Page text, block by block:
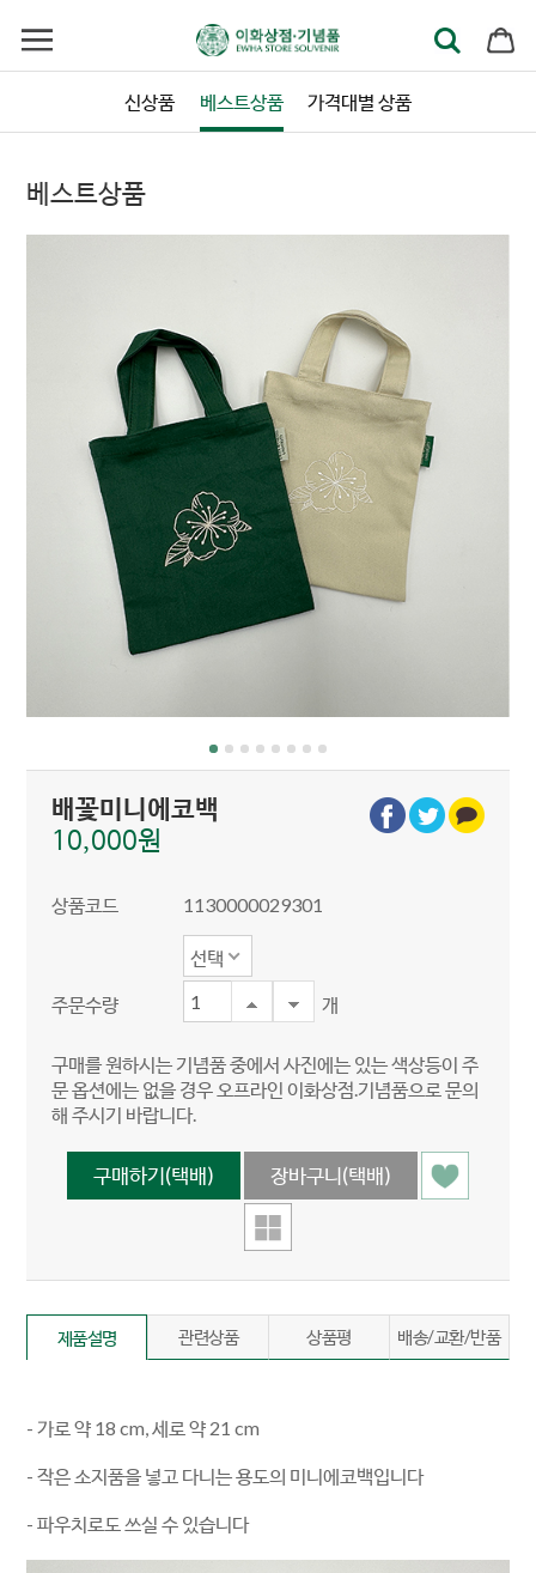
신상품 베스트상품 가격대별 상품
베스트상품
배꽃미니에코백
10,000원
상품코드 1130000029301
선택
주문수량 개
구매를 원하시는 기념품 중에서 사진에는 있는 색상등이 주
문 옵션에는 없을 경우 오프라인 이화상점.기념품으로 문의
해 주시기 바랍니다.
제품설명 관련상품 상품평 배송/교환/반품
- 가로 약 18 cm, 세로 약 21 cm
- 작은 소지품을 넣고 다니는 용도의 미니에코백입니다
- 파우치로도 쓰실 수 있습니다